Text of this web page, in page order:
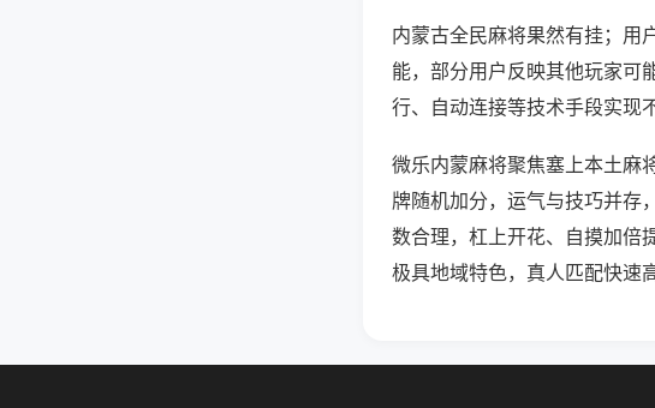
内蒙古全民麻将果然有挂；用
能，部分用户反映其他玩家可
行、自动连接等技术手段实现
微乐内蒙麻将聚焦塞上本土麻
牌随机加分，运气与技巧并存
数合理，杠上开花、自摸加倍
极具地域特色，真人匹配快速